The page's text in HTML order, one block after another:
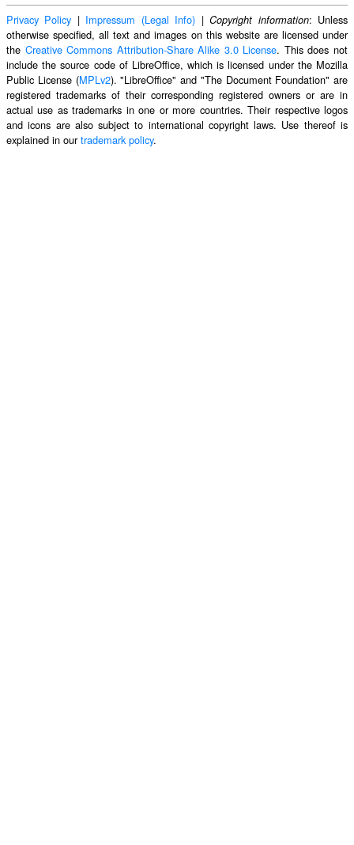
Privacy Policy | Impressum (Legal Info) |Copyright information: Unless
otherwise specified, all text and images on this website are licensed under
the Creative Commons Attribution-Share Alike 3.0 License. This does not
include the source code of LibreOffice, which is licensed under the Mozilla
Public License (MPLv2). "LibreOffice" and "The Document Foundation" are
registered trademarks of their corresponding registered owners or are in
actual use as trademarks in one or more countries. Their respective logos
and icons are also subject to international copyright laws. Use thereof is
explained in ourtrademark policy.